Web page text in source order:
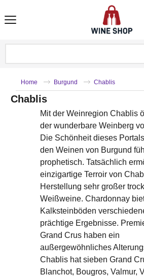
Home Burgund Chablis
Chablis
Mit der Weinregion Chablis
der wunderbare Weinberg
Die Schönheit dieses
den Weinen von Burgund
prophetisch. Tatsächlich
einzigartige Terroir von
Herstellung sehr großer
Weißweine. Chardonnay
Kalksteinböden
prächtige Ergebnisse.
Grand Crus haben ein
außergewöhnliches
Chablis hat sieben Grand
Blanchot, Bougros, Valmur,